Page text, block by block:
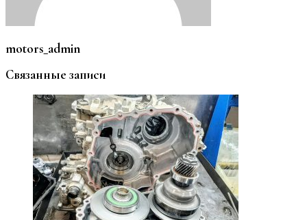
motors_admin
Связанные записи